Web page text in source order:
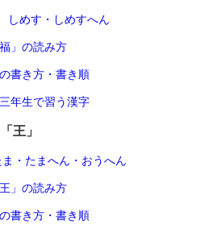
しめす・しめすへん
福」の読み方
の書き方・書き順
年生で習う漢字
「王」
・たまへん・おうへん
王」の読み方
の書き方・書き順